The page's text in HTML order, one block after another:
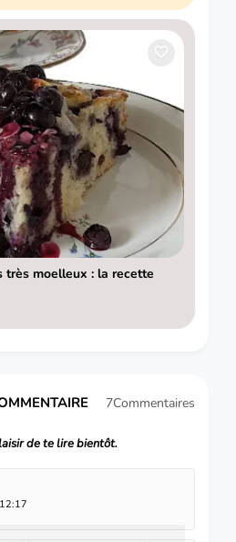
très moelleux : la recette
7Commentaires
de te lire bientôt.